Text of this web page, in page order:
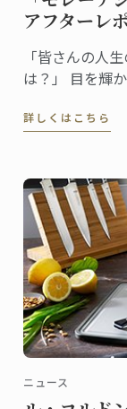
アフターレ
「皆さんの人
は？」 目を輝
存在感が漂いま
詳しくはこちら
ニュース